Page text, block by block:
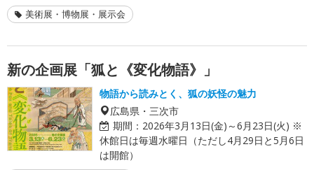
美術展・博物展・展示会
新の企画展「狐と《変化物語》」
物語から読みとく、狐の妖怪の魅力
広島県・三次市
期間： 2026年3月13日(金)～6月23日(火) ※
休館日は毎週水曜日（ただし4月29日と5月6日
は開館）